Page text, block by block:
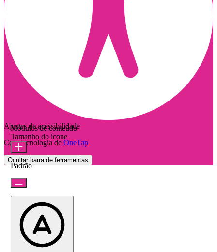
Ajustes de acessibilidade
Com tecnologia de OneTap
Ocultar barra de ferramentas
Módulos de conteúdo
Tamanho do ícone
Padrão